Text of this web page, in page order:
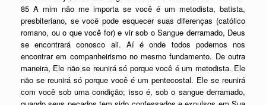
85 A mim não me importa se você é um metodista, batista,
presbiteriano, se você pode esquecer suas diferenças (católico
romano, ou o que você for) e vir sob o Sangue derramado, Deus
se encontrará conosco ali. Aí é onde todos podemos nos
encontrar em companheirismo no mesmo fundamento. De outra
maneira, Ele não se reunirá só porque você é um metodista. Ele
não se reunirá só porque você é um pentecostal. Ele se reunirá
com você sob uma condição; isso é, sob o sangue derramado,